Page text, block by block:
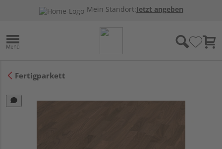
Mein Standort:Jetzt angeben
Fertigparkett